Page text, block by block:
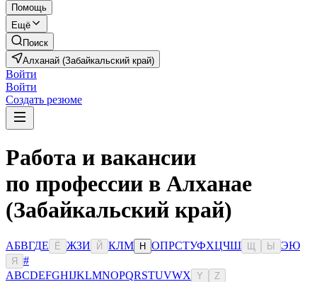
Помощь
Ещё
Поиск
Алханай (Забайкальский край)
Войти
Войти
Создать резюме
Работа и вакансии
по профессии в Алханае
(Забайкальский край)
АБВГДЕ Ё ЖЗИ Й КЛМ Н ОПРСТУФХЦЧШ Ы ЭЮ
Я
#
ABCDEFGHIJKLMNOPQRSTUVWX Y Z